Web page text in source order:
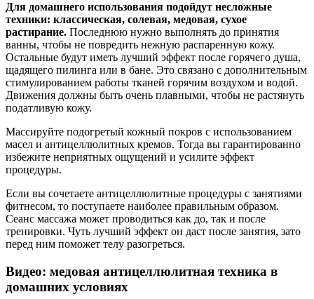
Для домашнего использования подойдут несложные
техники: классическая, солевая, медовая, сухое
растирание. Последнюю нужно выполнять до принятия
ванны, чтобы не повредить нежную распаренную кожу.
Остальные будут иметь лучший эффект после горячего душа,
щадящего пилинга или в бане. Это связано с дополнительным
стимулированием работы тканей горячим воздухом и водой.
Движения должны быть очень плавными, чтобы не растянуть
податливую кожу.
Массируйте подогретый кожный покров с использованием
масел и антицеллюлитных кремов. Тогда вы гарантированно
избежите неприятных ощущений и усилите эффект
процедуры.
Если вы сочетаете антицеллюлитные процедуры с занятиями
фитнесом, то поступаете наиболее правильным образом.
Сеанс массажа может проводиться как до, так и после
тренировки. Чуть лучший эффект он даст после занятия, зато
перед ним поможет телу разогреться.
Видео: медовая антицеллюлитная техника в
домашних условиях